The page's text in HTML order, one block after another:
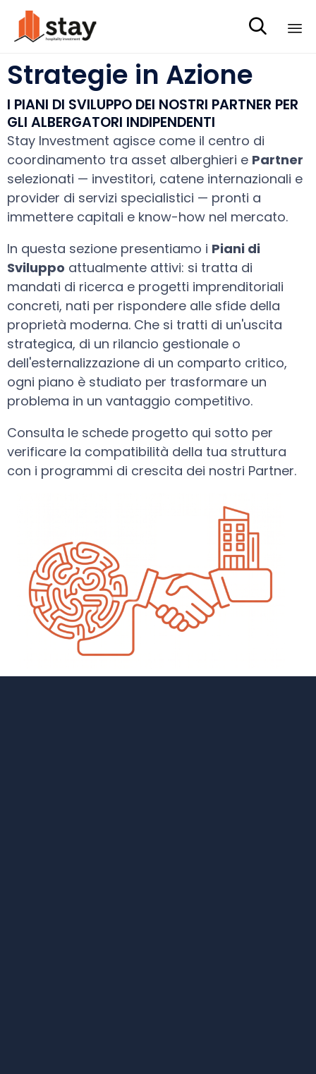

Strategie in Azione
I PIANI DI SVILUPPO DEI NOSTRI PARTNER PER
GLI ALBERGATORI INDIPENDENTI
Stay Investment agisce come il centro di
coordinamento tra asset alberghieri e Partner
selezionati — investitori, catene internazionali e
provider di servizi specialistici — pronti a
immettere capitali e know-how nel mercato.
In questa sezione presentiamo i Piani di
Sviluppo attualmente attivi: si tratta di
mandati di ricerca e progetti imprenditoriali
concreti, nati per rispondere alle sfide della
proprietà moderna. Che si tratti di un'uscita
strategica, di un rilancio gestionale o
dell'esternalizzazione di un comparto critico,
ogni piano è studiato per trasformare un
problema in un vantaggio competitivo.
Consulta le schede progetto qui sotto per
verificare la compatibilità della tua struttura
con i programmi di crescita dei nostri Partner.